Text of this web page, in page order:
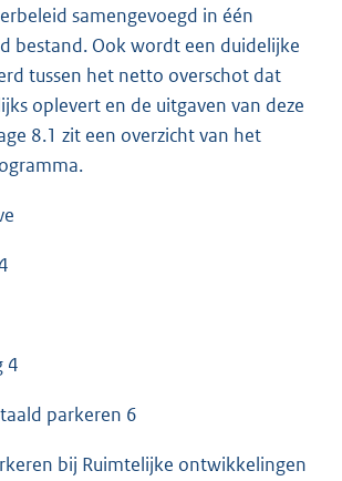
samengevoegd in één
bestand. Ook wordt een duidelijke
tussen het netto overschot dat
oplevert en de uitgaven van deze
8.1 zit een overzicht van het
4
parkeren 6
bij Ruimtelijke ontwikkelingen